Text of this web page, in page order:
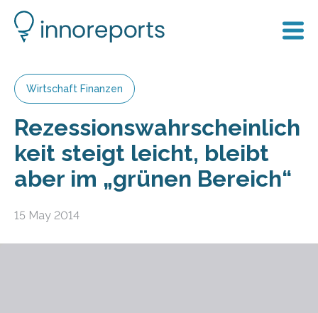
Wirtschaft Finanzen
Rezessionswahrscheinlich
keit steigt leicht, bleibt
aber im „grünen Bereich“
15 May 2014